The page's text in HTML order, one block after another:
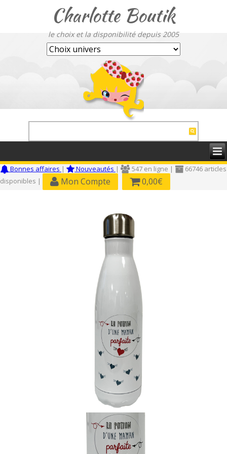
Charlotte Boutik
le choix et la disponibilité depuis 2005
Bonnes affaires | Nouveautés | 547 en ligne |
66746 articles
disponibles |
Mon Compte 0,00€